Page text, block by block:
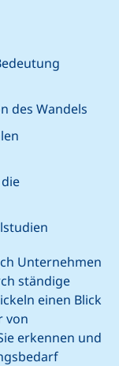
des Wandels
Unternehmen
ständige
einen Blick
von
erkennen und